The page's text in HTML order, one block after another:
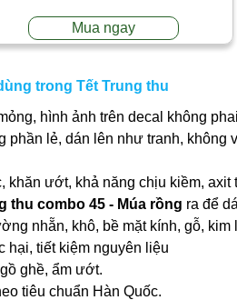
Mua ngay
trong Tết Trung thu
hình ảnh trên decal không
phần lẻ, dán lên như tranh,
khăn ướt, khả năng chịu kiềm, axit
thu combo 45 - Múa rồng ra để
nhẵn, khô, bề mặt kính, gỗ, kim
hại, tiết kiệm nguyên liệu
ghề, ẩm ướt.
tiêu chuẩn Hàn Quốc.